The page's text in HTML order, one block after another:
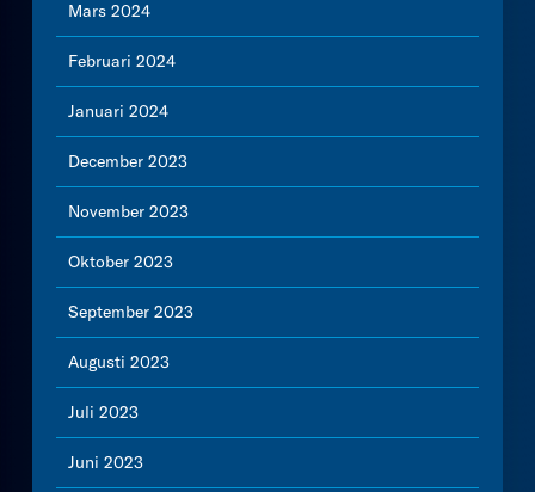
Mars 2024
Februari 2024
Januari 2024
December 2023
November 2023
Oktober 2023
September 2023
Augusti 2023
Juli 2023
Juni 2023